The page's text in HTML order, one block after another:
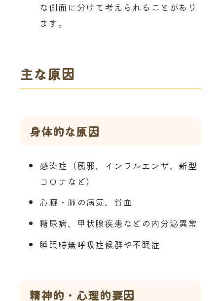
な側面に分けて考えられることがあり
ます。
主な原因
身体的な原因
感染症（風邪、インフルエンザ、新型
コロナなど）
心臓・肺の病気、貧血
糖尿病、甲状腺疾患などの内分泌異常
睡眠時無呼吸症候群や不眠症
精神的・心理的要因